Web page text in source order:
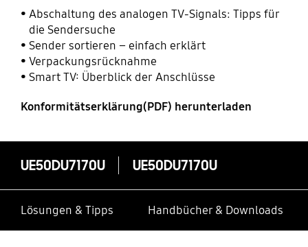
Abschaltung des analogen TV-Signals: Tipps für
die Sendersuche
Sender sortieren – einfach erklärt
Verpackungsrücknahme
Smart TV: Überblick der Anschlüsse
Konformitätserklärung(PDF) herunterladen
UE50DU7170U UE50DU7170U
Lösungen & Tipps Handbücher & Downloads